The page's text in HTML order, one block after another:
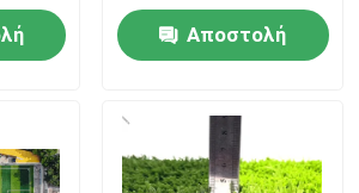
Αποστολή